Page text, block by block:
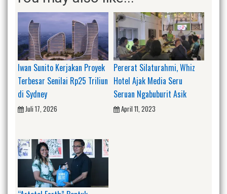
Iwan Sunito Kerjakan Proyek
Terbesar Senilai Rp25 Triliun
di Sydney
Juli 17, 2026
Pererat Silaturahmi, Whiz
Hotel Ajak Media Seru
Seruan Ngabuburit Asik
April 11, 2023